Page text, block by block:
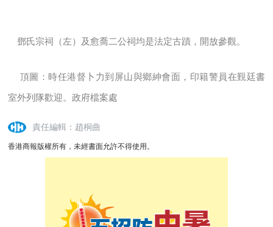
鄧氏宗祠（左）及愈喬二公祠均是法定古蹟，開放參觀。
頂圖：時任港督卜力到屏山與鄉紳會面，印籍警員在覲廷書
室外列隊歡迎。政府檔案處
責任編輯：趙桐曲
香港商報版權所有，未經書面允許不得使用。